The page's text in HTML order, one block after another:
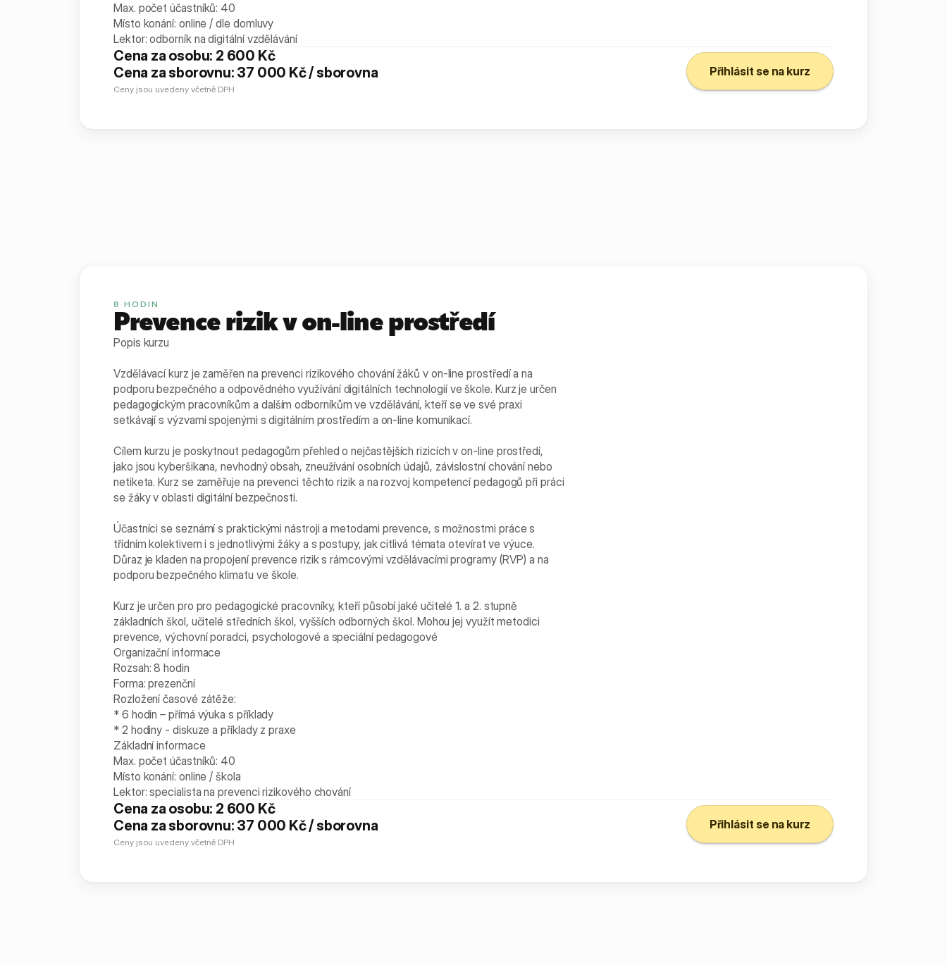
Max. počet účastníků: 40
Místo konání: online / dle domluvy
Lektor: odborník na digitální vzdělávání
Cena za osobu: 2 600 Kč
Cena za sborovnu: 37 000 Kč / sborovna
Ceny jsou uvedeny včetně DPH
Přihlásit se na kurz
8 HODIN
Prevence rizik v on-line prostředí
Popis kurzu
Vzdělávací kurz je zaměřen na prevenci rizikového chování žáků v on-line prostředí a na
podporu bezpečného a odpovědného využívání digitálních technologií ve škole. Kurz je určen
pedagogickým pracovníkům a dalším odborníkům ve vzdělávání, kteří se ve své praxi
setkávají s výzvami spojenými s digitálním prostředím a on-line komunikací.
Cílem kurzu je poskytnout pedagogům přehled o nejčastějších rizicích v on-line prostředí,
jako jsou kyberšikana, nevhodný obsah, zneužívání osobních údajů, závislostní chování nebo
netiketa. Kurz se zaměřuje na prevenci těchto rizik a na rozvoj kompetencí pedagogů při práci
se žáky v oblasti digitální bezpečnosti.
Účastníci se seznámí s praktickými nástroji a metodami prevence, s možnostmi práce s
třídním kolektivem i s jednotlivými žáky a s postupy, jak citlivá témata otevírat ve výuce.
Důraz je kladen na propojení prevence rizik s rámcovými vzdělávacími programy (RVP) a na
podporu bezpečného klimatu ve škole.
Kurz je určen pro pro pedagogické pracovníky, kteří působí jaké učitelé 1. a 2. stupně
základních škol, učitelé středních škol, vyšších odborných škol. Mohou jej využít metodici
prevence, výchovní poradci, psychologové a speciální pedagogové
Organizační informace
Rozsah: 8 hodin
Forma: prezenční
Rozložení časové zátěže:
* 6 hodin – přímá výuka s příklady
* 2 hodiny - diskuze a příklady z praxe
Základní informace
Max. počet účastníků: 40
Místo konání: online / škola
Lektor: specialista na prevenci rizikového chování
Cena za osobu: 2 600 Kč
Cena za sborovnu: 37 000 Kč / sborovna
Ceny jsou uvedeny včetně DPH
Přihlásit se na kurz